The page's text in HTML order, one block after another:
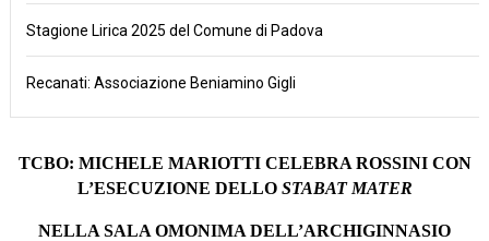
Stagione Lirica 2025 del Comune di Padova
Recanati: Associazione Beniamino Gigli
TCBO: MICHELE MARIOTTI CELEBRA ROSSINI CON
L’ESECUZIONE DELLO STABAT MATER
NELLA SALA OMONIMA DELL’ARCHIGINNASIO